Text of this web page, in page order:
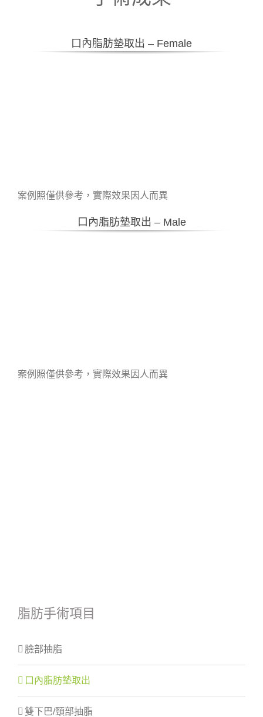
口內脂肪墊取出 – Female
案例照僅供參考，實際效果因人而異
口內脂肪墊取出 – Male
案例照僅供參考，實際效果因人而異
脂肪手術項目
臉部抽脂
口內脂肪墊取出
雙下巴/頸部抽脂